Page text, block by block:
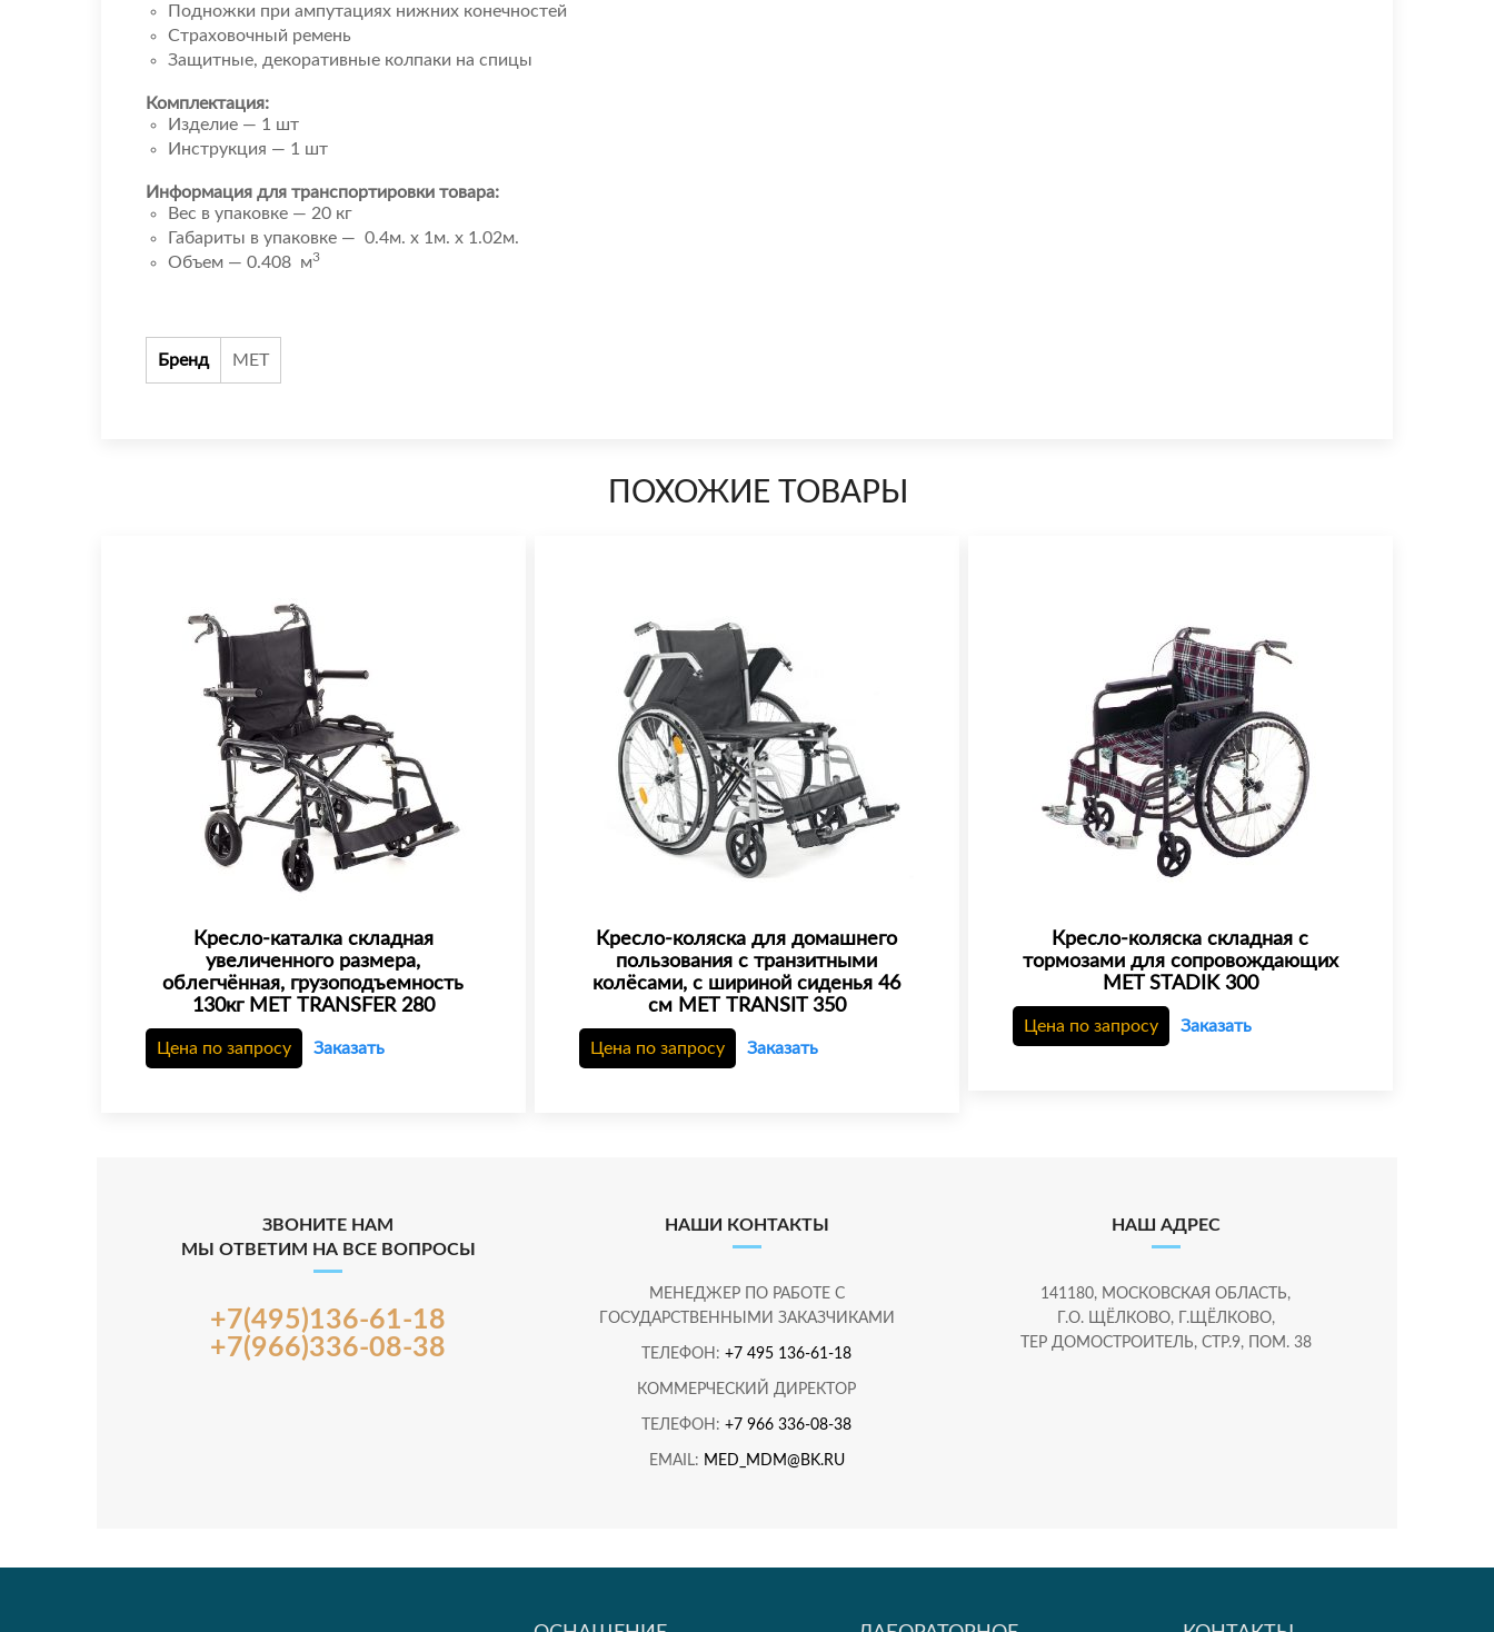
Подножки при ампутациях нижних конечностей
Страховочный ремень
Защитные, декоративные колпаки на спицы
Комплектация:
Изделие — 1 шт
Инструкция — 1 шт
Информация для транспортировки товара:
Вес в упаковке — 20 кг
Габариты в упаковке — 0.4м. x 1м. x 1.02м.
Объем — 0.408 м3
Бренд МЕТ
ПОХОЖИЕ ТОВАРЫ
Кресло-каталка складная
увеличенного размера,
облегчённая, грузоподъемность
130кг МЕТ TRANSFER 280
Цена по запросу Заказать
Кресло-коляска для домашнего
пользования с транзитными
колёсами, с шириной сиденья 46
см МЕТ TRANSIT 350
Цена по запросу Заказать
Кресло-коляска складная с
тормозами для сопровождающих
MET STADIK 300
Цена по запросу Заказать
ЗВОНИТЕ НАМ
МЫ ОТВЕТИМ НА ВСЕ ВОПРОСЫ
+7(495)136-61-18
+7(966)336-08-38
НАШИ КОНТАКТЫ
МЕНЕДЖЕР ПО РАБОТЕ С
ГОСУДАРСТВЕННЫМИ ЗАКАЗЧИКАМИ
ТЕЛЕФОН:+7 495 136-61-18
КОММЕРЧЕСКИЙ ДИРЕКТОР
ТЕЛЕФОН:+7 966 336-08-38
EMAIL: MED_MDM@BK.RU
НАШ АДРЕС
141180, МОСКОВСКАЯ ОБЛАСТЬ,
Г.О. ЩЁЛКОВО, Г.ЩЁЛКОВО,
ТЕР ДОМОСТРОИТЕЛЬ, СТР.9, ПОМ. 38